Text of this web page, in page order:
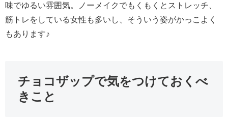
味でゆるい雰囲気。ノーメイクでもくもくとストレッチ、
筋トレをしている女性も多いし、そういう姿がかっこよく
もあります♪
チョコザップで気をつけておくべ
きこと